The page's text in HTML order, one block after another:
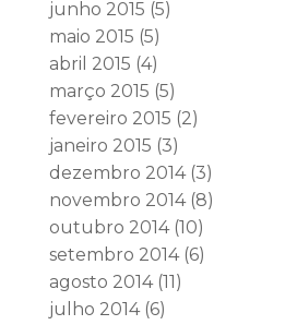
junho 2015 (5)
maio 2015 (5)
abril 2015 (4)
março 2015 (5)
fevereiro 2015 (2)
janeiro 2015 (3)
dezembro 2014(3)
novembro 2014(8)
outubro 2014(10)
setembro 2014(6)
agosto 2014(11)
julho 2014(6)